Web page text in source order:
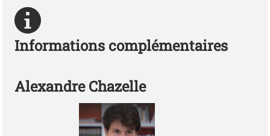
Informations complémentaires
Alexandre Chazelle